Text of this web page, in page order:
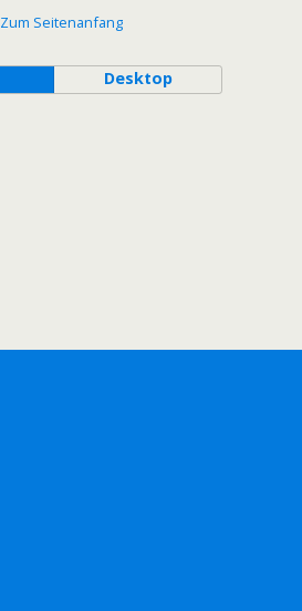
Zum Seitenanfang
Desktop